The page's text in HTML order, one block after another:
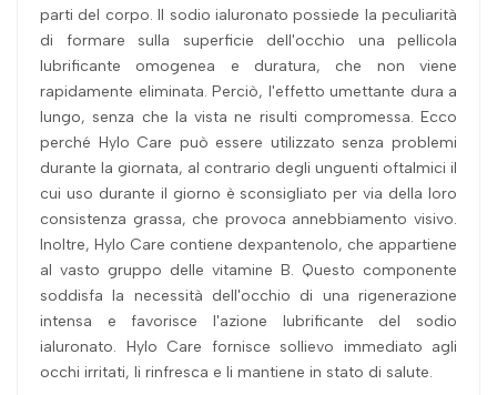
parti del corpo. Il sodio ialuronato possiede la peculiarità
di formare sulla superficie dell'occhio una pellicola
lubrificante omogenea e duratura, che non viene
rapidamente eliminata. Perciò, l'effetto umettante dura a
lungo, senza che la vista ne risulti compromessa. Ecco
perché Hylo Care può essere utilizzato senza problemi
durante la giornata, al contrario degli unguenti oftalmici il
cui uso durante il giorno è sconsigliato per via della loro
consistenza grassa, che provoca annebbiamento visivo.
Inoltre, Hylo Care contiene dexpantenolo, che appartiene
al vasto gruppo delle vitamine B. Questo componente
soddisfa la necessità dell'occhio di una rigenerazione
intensa e favorisce l'azione lubrificante del sodio
ialuronato. Hylo Care fornisce sollievo immediato agli
occhi irritati, li rinfresca e li mantiene in stato di salute.